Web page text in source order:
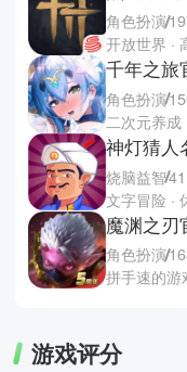
角色扮演
开放世界 ·
千年之旅
角色扮演
二次元养成
神灯猜人
烧脑益智
文字冒险 ·
魔渊之刃
角色扮演
拼手速的游
游戏评分